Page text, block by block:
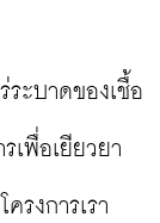
ระบาดของเชื้อ
เพื่อเยียวยา
รงการเรา